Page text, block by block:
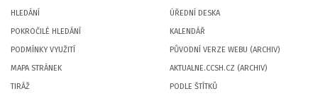
HLEDÁNÍ
POKROČILÉ HLEDÁNÍ
PODMÍNKY VYUŽITÍ
MAPA STRÁNEK
TIRÁŽ
ÚŘEDNÍ DESKA
KALENDÁŘ
PŮVODNÍ VERZE WEBU (ARCHIV)
AKTUALNE.CCSH.CZ (ARCHIV)
PODLE ŠTÍTKŮ